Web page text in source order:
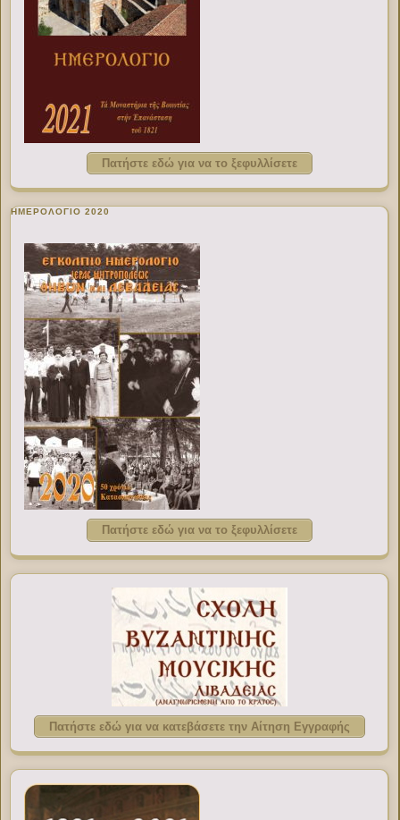
Πατήστε εδώ για να το ξεφυλλίσετε
ΗΜΕΡΟΛΟΓΙΟ 2020
Πατήστε εδώ για να το ξεφυλλίσετε
Πατήστε εδώ για να κατεβάσετε την Αίτηση Εγγραφής